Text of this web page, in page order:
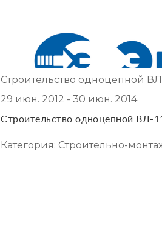
Строительство одноцепной
29 июн. 2012 - 30 июн. 2014
Строительство одноцепной
Категория: Строительно-